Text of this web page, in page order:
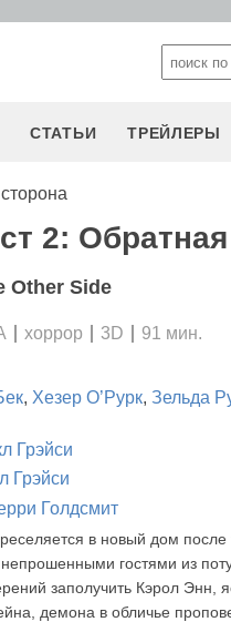
СТАТЬИ ТРЕЙЛЕРЫ
2:
Other Side
хоррор 3D 91 мин.
, Хезер О’Рурк, Зельда
Грэйси
Грэйси
Голдсмит
в новый дом после
гостями из
заполучить Кэрол
демона в обличье